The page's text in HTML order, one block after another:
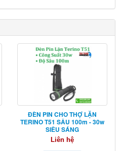
ĐÈN PIN CHO THỢ LẶN
TERINO T51 SÂU 100m - 30w
SIÊU SÁNG
Liên hệ